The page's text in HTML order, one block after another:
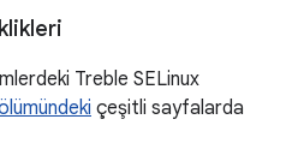
Treble SELinux
çeşitli sayfalarda